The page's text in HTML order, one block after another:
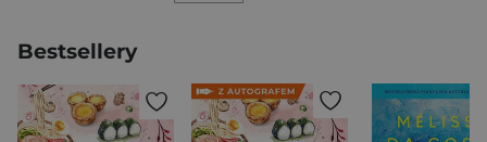
Bestsellery